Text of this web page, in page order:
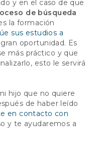
y en el caso de que
de búsqueda
la formación
sus estudios a
oportunidad. Es
más práctico y que
esto le servirá
hijo que no quiere
de haber leído
en contacto con
y te ayudaremos a